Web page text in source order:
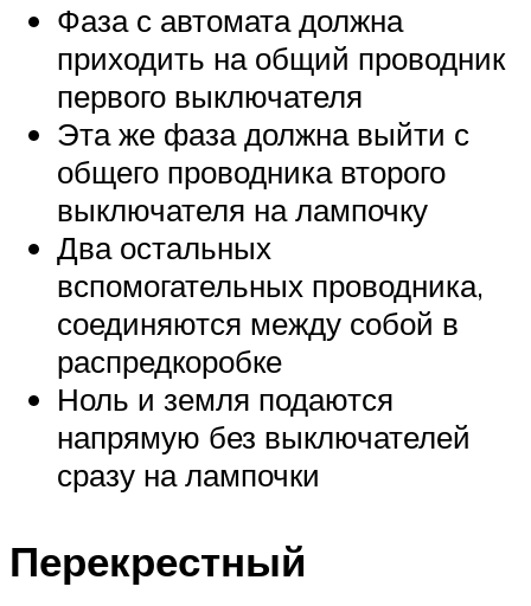
Фаза с автомата должна
приходить на общий проводник
первого выключателя
Эта же фаза должна выйти с
общего проводника второго
выключателя на лампочку
Два остальных
вспомогательных проводника,
соединяются между собой в
распредкоробке
Ноль и земля подаются
напрямую без выключателей
сразу на лампочки
Перекрестный